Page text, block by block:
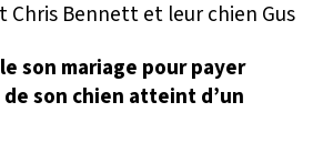
son mariage pour payer
son chien atteint d’un